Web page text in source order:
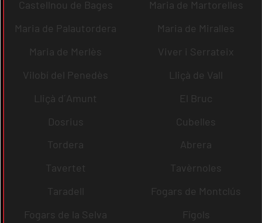
Castellnou de Bages
Maria de Martorelles
Maria de Palautordera
Maria de Miralles
Maria de Merlès
Viver i Serrateix
Vilobí del Penedès
Lliçà de Vall
Lliçà d´Amunt
El Bruc
Dosrius
Cubelles
Tordera
Abrera
Tavertet
Tavèrnoles
Taradell
Fogars de Montclús
Fogars de la Selva
Fígols